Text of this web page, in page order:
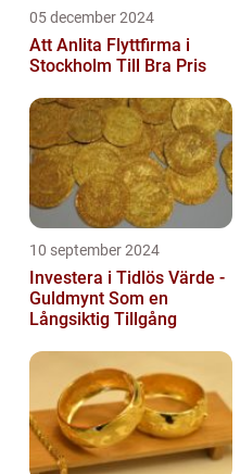
05 december 2024
Att Anlita Flyttfirma i
Stockholm Till Bra Pris
10 september 2024
Investera i Tidlös Värde -
Guldmynt Som en
Långsiktig Tillgång